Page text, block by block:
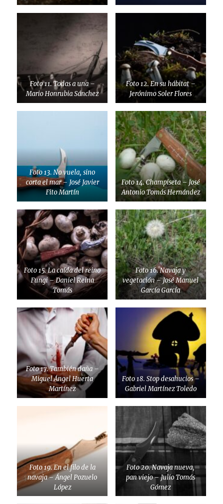
Foto 11. Todas a una –
Mario Honrubia Sánchez
Foto 12. En su hábitat –
Jerónimo Soler Flores
Foto 13. No vuela, sino
corta el mar – José Javier
Fito Martín
Foto 14. Champiseta – José
Antonio Tomás Hernández
Foto 15. La caída del reino
Fungi – Daniel Reina
Tomás
Foto 16. Navaja y
vegetación – José Manuel
García García
Foto 17. También daña –
Miguel Ángel Huerta
Martínez
Foto 18. Stop desahucios –
Gabriel Martínez Toledo
Foto 19. En el filo de la
navaja – Ángel Pozuelo
López
Foto 20. Navaja nueva,
pan viejo – Julio Tomás
Gómez